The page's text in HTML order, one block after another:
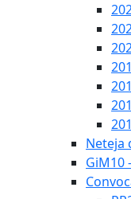
Neteja
GiM10